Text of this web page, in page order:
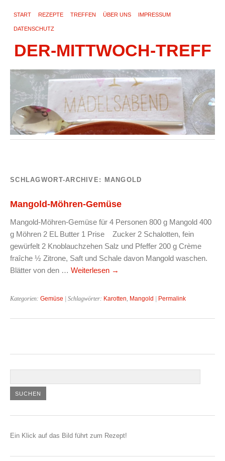
START REZEPTE TREFFEN ÜBER UNS IMPRESSUM
DATENSCHUTZ
DER-MITTWOCH-TREFF
SCHLAGWORT-ARCHIVE: MANGOLD
Mangold-Möhren-Gemüse
Mangold-Möhren-Gemüse für 4 Personen 800 g Mangold 400
g Möhren 2 EL Butter 1 Prise Zucker 2 Schalotten, fein
gewürfelt 2 Knoblauchzehen Salz und Pfeffer 200 g Crème
fraîche ½ Zitrone, Saft und Schale davon Mangold waschen.
Blätter von den … Weiterlesen →
Kategorien: Gemüse | Schlagwörter: Karotten Mangold | Permalink
Ein Klick auf das Bild führt zum Rezept!